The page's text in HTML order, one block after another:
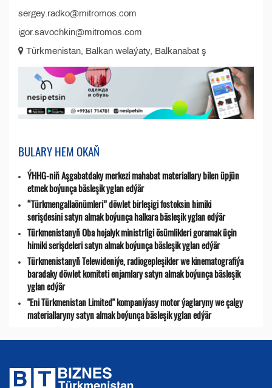
sergey.radko@mitromos.com
igor.savochkin@mitromos.com
Türkmenistan, Balkan welaýaty, Balkanabat ş
BULARY HEM OKAŇ
ÝHHG-niň Aşgabatdaky merkezi mahabat materiallary bilen üpjün
etmek boýunça bäsleşik yglan edýär
“Türkmengallaönümleri” döwlet birleşigi fostoksin himiki
serişdesini satyn almak boýunça halkara bäsleşik yglan edýär
Türkmenistanyň Oba hojalyk ministrligi ösümlikleri goramak üçin
himiki serişdeleri satyn almak boýunça bäsleşik yglan edýär
Türkmenistanyň Telewideniýe, radio­gepleşikler we kinematografiýa
baradaky döwlet komiteti enjamlary satyn almak boýunça bäsleşik
yglan edýär
"Eni Türkmenistan Limited" kompaniýasy motor ýaglaryny we çalgy
materiallaryny satyn almak boýunça bäsleşik yglan edýär